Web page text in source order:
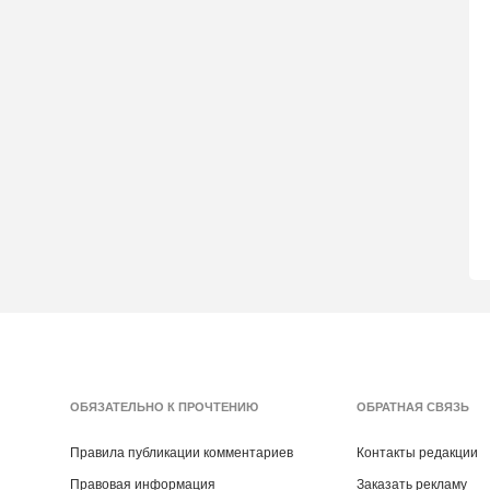
ОБЯЗАТЕЛЬНО К ПРОЧТЕНИЮ
Правила публикации комментариев
Правовая информация
ОБРАТНАЯ СВЯЗЬ
Контакты редакции
Заказать рекламу